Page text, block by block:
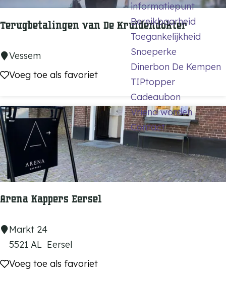
informatiepunt
Bereikbaarheid
Toegankelijkheid
Snoeperke
Dinerbon De Kempen
TIPtopper
Cadeaubon
Vriend worden
Contact
Terugbetalingen van De Kruidendokter
T
e
g
b
e
t
a
i
g
n
Vessem
Voeg toe als favoriet
Voeg toe als favoriet
Arena Kappers Eersel
A
e
Markt 24
5521 AL Eersel
Voeg toe als favoriet
Voeg toe als favoriet